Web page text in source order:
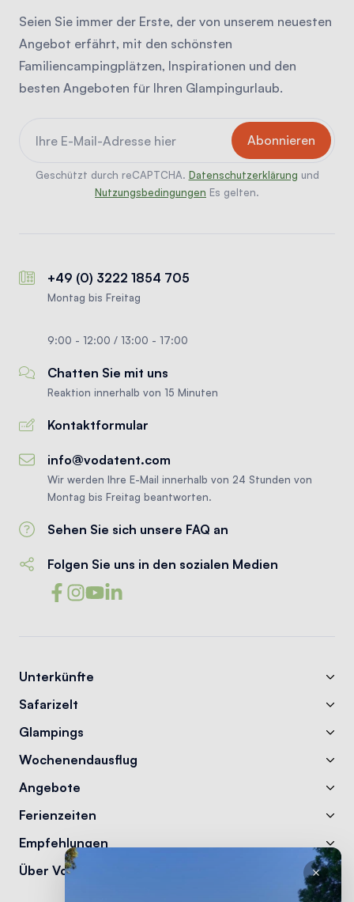
Seien Sie immer der Erste, der von unserem neuesten
Angebot erfährt, mit den schönsten
Familiencampingplätzen, Inspirationen und den
besten Angeboten für Ihren Glampingurlaub.
Geschützt durch reCAPTCHA. Datenschutzerklärung und
Nutzungsbedingungen Es gelten.
+49 (0) 3222 1854 705
Montag bis Freitag
9:00 - 12:00 / 13:00 - 17:00
Chatten Sie mit uns
Reaktion innerhalb von 15 Minuten
Kontaktformular
info@vodatent.com
Wir werden Ihre E-Mail innerhalb von 24 Stunden von
Montag bis Freitag beantworten.
Sehen Sie sich unsere FAQ an
Folgen Sie uns in den sozialen Medien
Unterkünfte
Safarizelt
Glampings
Wochenendausflug
Angebote
Ferienzeiten
Empfehlungen
Über Vodatent